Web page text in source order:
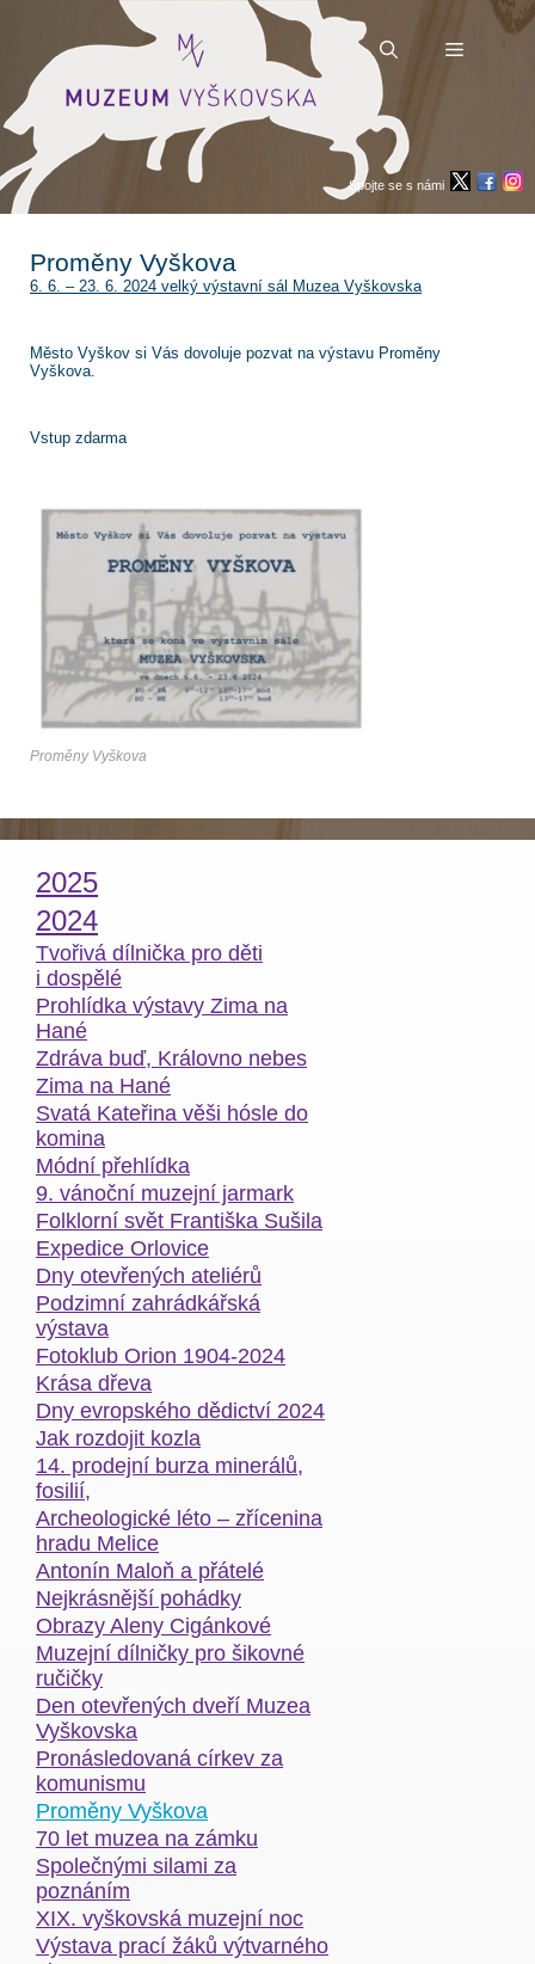
Menu
Spojte se s námi
2025
2024
Tvořivá dílnička pro děti
i dospělé
Prohlídka výstavy Zima na
Hané
Zdráva buď, Královno nebes
Zima na Hané
Svatá Kateřina věši hósle do
komina
Módní přehlídka
9. vánoční muzejní jarmark
Folklorní svět Františka Sušila
Expedice Orlovice
Dny otevřených ateliérů
Podzimní zahrádkářská
výstava
Fotoklub Orion 1904-2024
Krása dřeva
Dny evropského dědictví 2024
Jak rozdojit kozla
14. prodejní burza minerálů,
fosilií,
Archeologické léto – zřícenina
hradu Melice
Antonín Maloň a přátelé
Nejkrásnější pohádky
Obrazy Aleny Cigánkové
Muzejní dílničky pro šikovné
ručičky
Den otevřených dveří Muzea
Vyškovska
Pronásledovaná církev za
komunismu
Proměny Vyškova
70 let muzea na zámku
Společnými silami za
poznáním
XIX. vyškovská muzejní noc
Výstava prací žáků výtvarného
Proměny Vyškova
6. 6. – 23. 6. 2024 velký výstavní sál Muzea Vyškovska
Město Vyškov si Vás dovoluje pozvat na výstavu Proměny
Vyškova.
Vstup zdarma
Proměny Vyškova